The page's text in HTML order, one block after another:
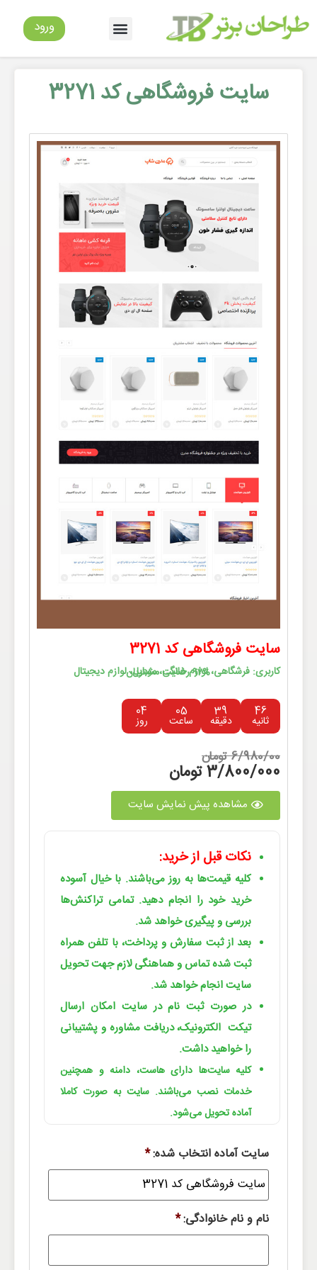
ورود
سایت فروشگاهی کد 3271
سایت فروشگاهی کد 3271
92% رضایت مشتریان
کاربری: فرشگاهی، لوازم خانگی، موبایل، لوازم دیجیتال
04
روز
05
ساعت
39
دقیقه
46
ثانیه
6/980/00 تومان
3/800/000 تومان
مشاهده پیش نمایش سایت
نکات قبل از خرید:
کلیه قیمت‌ها به روز می‌باشند. با خیال آسوده
خرید خود را انجام دهید. تمامی تراکنش‌ها
بررسی و پیگیری خواهد شد.
بعد از ثبت سفارش و پرداخت، با تلفن همراه
ثبت شده تماس و هماهنگی لازم جهت تحویل
سایت انجام خواهد شد.
در صورت ثبت نام در سایت امکان ارسال
تیکت الکترونیک، دریافت مشاوره و پشتیبانی
را خواهید داشت.
کلیه سایت‌ها دارای هاست، دامنه و همچنین
خدمات نصب می‌باشند. سایت به صورت کاملا
آماده تحویل می‌شود.
سایت آماده انتخاب شده:*
نام و نام خانوادگی:*